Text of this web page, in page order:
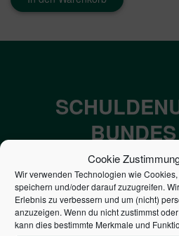
Cookie
Wir verwenden Technologien wie
speichern und/oder darauf zuzugreifen.
Erlebnis zu verbessern und um (nicht)
anzuzeigen. Wenn du nicht zustimmst
kann dies bestimmte Merkmale und
7,052